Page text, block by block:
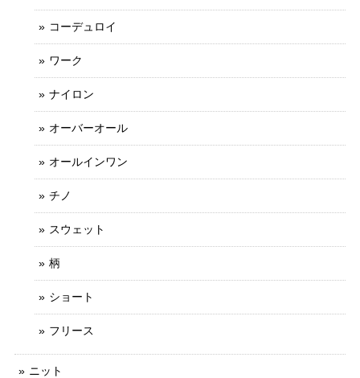
コーデュロイ
ワーク
ナイロン
オーバーオール
オールインワン
チノ
スウェット
柄
ショート
フリース
ニット